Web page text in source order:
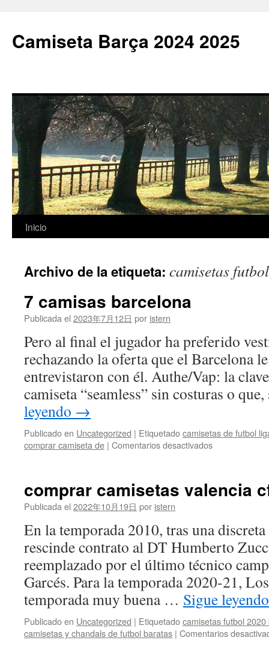
Camiseta Barça 2024 2025
Saltar
contenido
Inicio
Archivo de la etiqueta: camisetas
7 camisas barcelona
Publicada el 2023年7月12日 por istern
Pero al final el jugador ha preferido
rechazando la oferta que el Barcelona
entrevistaron con él. Authe/Vap: la
camiseta “seamless” sin costuras o
leyendo →
Publicado en Uncategorized | Etiquetadocamisetas de futbol
comprar camiseta de | Comentarios desactivadosen
comprar camisetas valencia
Publicada el 2022年10月19日 por istern
En la temporada 2010, tras una
rescinde contrato al DT Humberto
reemplazado por el último técnico
Garcés. Para la temporada 2020-21,
temporada muy buena … Sigue
Publicado en Uncategorized | Etiquetadocamisetas futbol 2020
camisetas y chandals de futbol baratas | Comentarios